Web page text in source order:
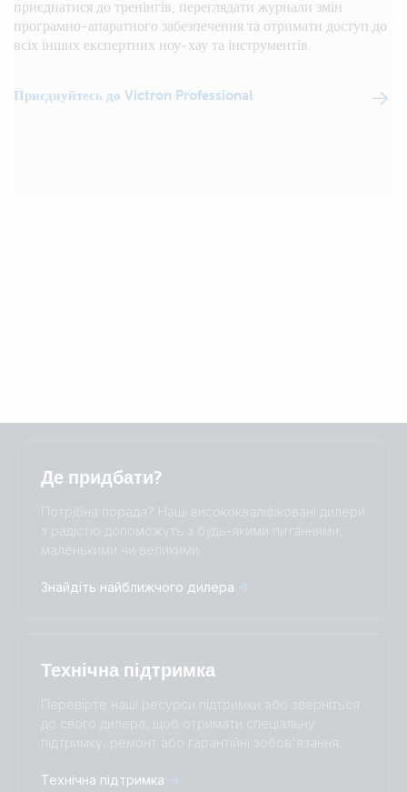
приєднатися до тренінгів, переглядати журнали змін
програмно-апаратного забезпечення та отримати доступ до
всіх інших експертних ноу-хау та інструментів.
Приєднуйтесь до Victron Professional
Українська
Change language
Čeština
Dansk
Deutsch
Italiano
Magyar
Suomalainen
Svenska
Русский
Українська
中國人
Stay up to date
Subscribe
Де придбати?
Потрібна порада? Наші висококваліфіковані дилери
з радістю допоможуть з будь-якими питаннями,
маленькими чи великими.
Знайдіть найближчого дилера
Технічна підтримка
Перевірте наші ресурси підтримки або зверніться
до свого дилера, щоб отримати спеціальну
підтримку, ремонт або гарантійні зобов'язання.
Технічна підтримка